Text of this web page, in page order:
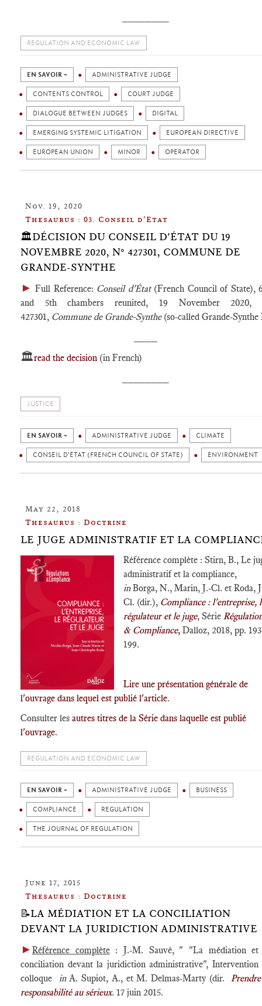
REGULATION AND ECONOMIC LAW
EN SAVOIR + ADMINISTRATIVE JUDGE
CONTENTS CONTROL COURT JUDGE
DIALOGUE BETWEEN JUDGES DIGITAL
EMERGING SYSTEMIC LITIGATION EUROPEAN DIRECTIVE
EUROPEAN UNION MINOR OPERATOR
Nov. 19, 2020
Thesaurus : 03. Conseil d'Etat
🏛️DÉCISION DU CONSEIL D'ÉTAT DU 19
NOVEMBRE 2020, N° 427301, COMMUNE DE
GRANDE-SYNTHE
►Full Reference: Conseil d'État (French Council of State),
and 5th chambers reunited, 19 November 2020,
427301, Commune de Grande-Synthe (so-called Grande-Synthe
🏛️read the decision (in French)
JUSTICE
EN SAVOIR + ADMINISTRATIVE JUDGE CLIMATE
CONSEIL D'ÉTAT (FRENCH COUNCIL OF STATE) ENVIRONMENT
May 22, 2018
Thesaurus : Doctrine
LE JUGE ADMINISTRATIF ET LA
Référence complète : Stirn, B., Le
administratif et la compliance,
inBorga, N., Marin, J.-Cl. et Roda,
Cl. (dir.), Compliance : l'entreprise,
régulateur et le juge, Série
& Compliance, Dalloz, 2018, pp.
199.
Lire une présentation générale de
l'ouvrage dans lequel est publié l'article.
Consulter les autres titres de la Série dans laquelle est publié
l'ouvrage.
REGULATION AND ECONOMIC LAW
EN SAVOIR + ADMINISTRATIVE JUDGE BUSINESS
COMPLIANCE REGULATION
THE JOURNAL OF REGULATION
June 17, 2015
Thesaurus : Doctrine
📝LA MÉDIATION ET LA CONCILIATION
DEVANT LA JURIDICTION ADMINISTRATIVE
► Référence complète: J.-M. Sauvé, " "La médiation et
conciliation devant la juridiction administrative", Intervention
colloque inA. Supiot, A., et M. Delmas-Marty (dir.
responsabilité au sérieux. 17 juin 2015.